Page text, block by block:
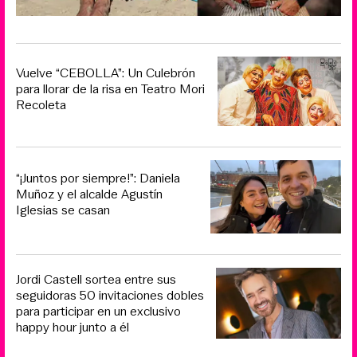
Vuelve “CEBOLLA”: Un Culebrón
para llorar de la risa en Teatro Mori
Recoleta
“¡Juntos por siempre!”: Daniela
Muñoz y el alcalde Agustín
Iglesias se casan
Jordi Castell sortea entre sus
seguidoras 50 invitaciones dobles
para participar en un exclusivo
happy hour junto a él